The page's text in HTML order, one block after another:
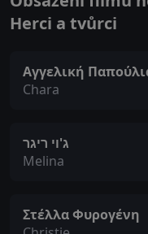
Herci a tvůrci
Αγγελική
Chara
ג'וי ריגר
Melina
Στέλλα Φυρογένη